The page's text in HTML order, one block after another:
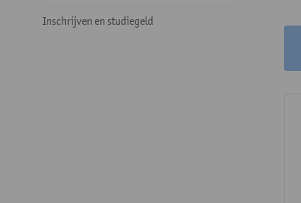
Inschrijven en studiegeld